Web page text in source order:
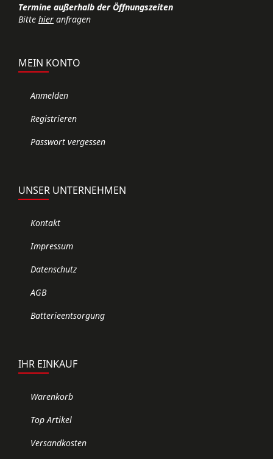
Termine außerhalb der Öffnungszeiten
Bitte hier anfragen
MEIN KONTO
Anmelden
Registrieren
Passwort vergessen
UNSER UNTERNEHMEN
Kontakt
Impressum
Datenschutz
AGB
Batterieentsorgung
IHR EINKAUF
Warenkorb
Top Artikel
Versandkosten